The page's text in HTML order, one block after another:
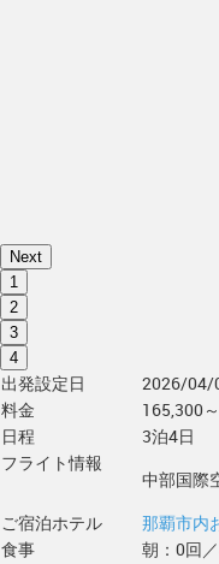
Next
1
2
3
4
出発設定日
2026/04/
料金
165,300
日程
3泊4日
フライト情報
中部国際
ご宿泊ホテル
那覇市内
食事
朝：0回